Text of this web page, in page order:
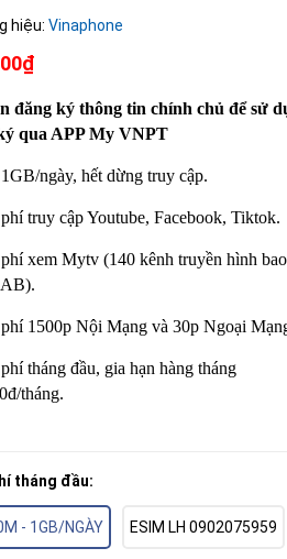
hiệu: Vinaphone
đăng ký thông tin chính chủ để sử
qua APP My VNPT
ngày, hết dừng truy cập.
truy cập Youtube, Facebook, Tiktok.
xem Mytv (140 kênh truyền hình
1500p Nội Mạng và 30p Ngoại
tháng đầu, gia hạn hàng tháng
tháng.
tháng đầu:
- 1GB/NGÀY ESIM LH 0902075959